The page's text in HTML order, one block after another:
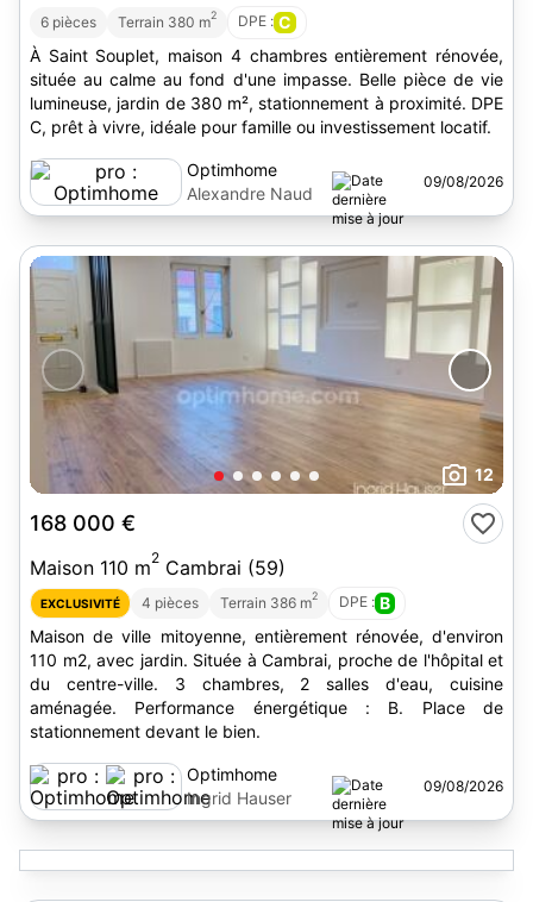
6 pièces Terrain 380 m2 DPE : C
À Saint Souplet, maison 4 chambres entièrement rénovée,
située au calme au fond d'une impasse. Belle pièce de vie
lumineuse, jardin de 380 m², stationnement à proximité. DPE
C, prêt à vivre, idéale pour famille ou investissement locatif.
Optimhome
Alexandre Naud
09/08/2026
12
168 000 €
Maison 110 m2 Cambrai (59)
EXCLUSIVITÉ 4 pièces Terrain 386 m2 DPE : B
Maison de ville mitoyenne, entièrement rénovée, d'environ
110 m2, avec jardin. Située à Cambrai, proche de l'hôpital et
du centre-ville. 3 chambres, 2 salles d'eau, cuisine
aménagée. Performance énergétique : B. Place de
stationnement devant le bien.
Optimhome
Ingrid Hauser
09/08/2026